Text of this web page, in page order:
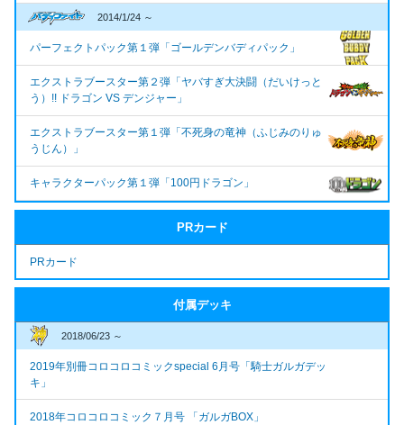
2014/1/24 ～
パーフェクトパック第１弾「ゴールデンバディパック」
エクストラブースター第２弾「ヤバすぎ大決闘（だいけっと
う）!! ドラゴン VS デンジャー」
エクストラブースター第１弾「不死身の竜神（ふじみのりゅ
うじん）」
キャラクターパック第１弾「100円ドラゴン」
PRカード
PRカード
付属デッキ
2018/06/23 ～
2019年別冊コロコロコミックspecial 6月号「騎士ガルガデッ
キ」
2018年コロコロコミック７月号 「ガルガBOX」